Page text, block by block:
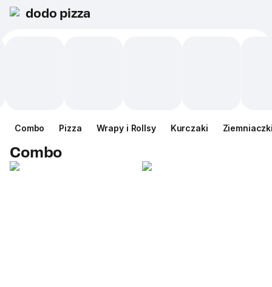
dodo pizza
Сombo Pizza Wrapy i Rollsy Kurczaki
Сombo